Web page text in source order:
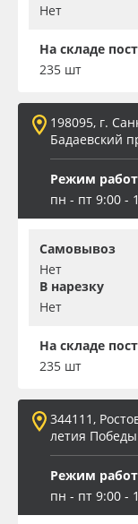
Нет
На складе
235 шт
198095, г.
Бадаевский
Режим
пн - пт 9:00 -
Самовывоз
Нет
В нарезку
Нет
На складе
235 шт
344111,
летия
Режим
пн - пт 9:00 -